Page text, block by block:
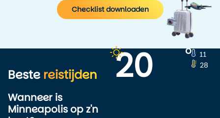
Checklist downloaden
Bestereistijden
Wanneer is
Minneapolis op z'n
20 o
11
28